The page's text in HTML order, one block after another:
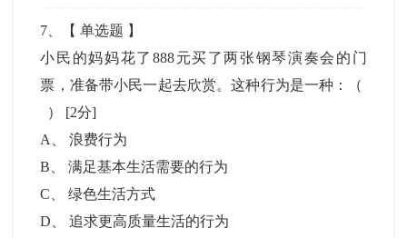
7 、【单选题 】
小民的妈妈花了888元买了两张钢琴演奏会的门
票，准备带小民一起去欣赏。这种行为是一种：（
） [2分]
A
、浪费行为
B 、满足基本生活需要的行为
C 、绿色生活方式
D 、追求更高质量生活的行为